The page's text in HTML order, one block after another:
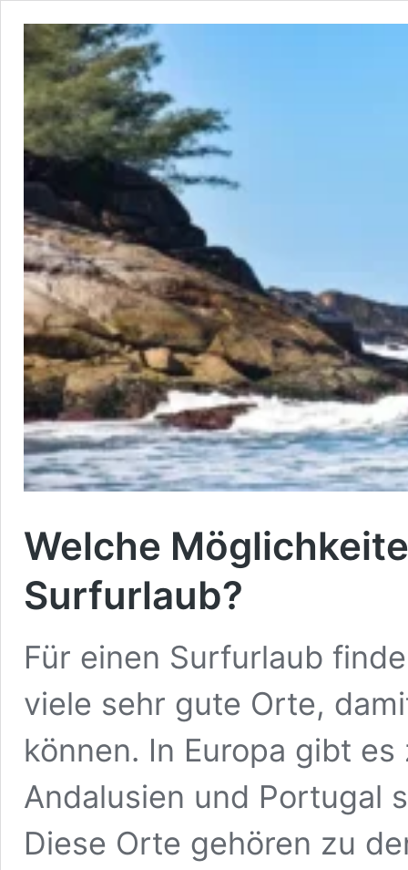
Welche
Surfurlaub?
Für einen Surfurlaub
viele sehr gute Orte,
können. In Europa gibt
Andalusien und Portugal
Diese Orte gehören zu